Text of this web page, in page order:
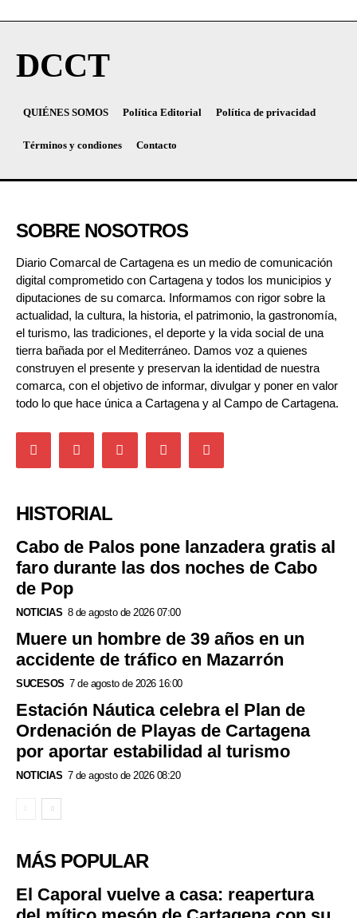
DCCT
QUIÉNES SOMOS Política Editorial Política de privacidad
Términos y condiones Contacto
SOBRE NOSOTROS
Diario Comarcal de Cartagena es un medio de comunicación
digital comprometido con Cartagena y todos los municipios y
diputaciones de su comarca. Informamos con rigor sobre la
actualidad, la cultura, la historia, el patrimonio, la gastronomía,
el turismo, las tradiciones, el deporte y la vida social de una
tierra bañada por el Mediterráneo. Damos voz a quienes
construyen el presente y preservan la identidad de nuestra
comarca, con el objetivo de informar, divulgar y poner en valor
todo lo que hace única a Cartagena y al Campo de Cartagena.
HISTORIAL
Cabo de Palos pone lanzadera gratis al
faro durante las dos noches de Cabo
de Pop
NOTICIAS 8 de agosto de 2026 07:00
Muere un hombre de 39 años en un
accidente de tráfico en Mazarrón
SUCESOS 7 de agosto de 2026 16:00
Estación Náutica celebra el Plan de
Ordenación de Playas de Cartagena
por aportar estabilidad al turismo
NOTICIAS 7 de agosto de 2026 08:20
MÁS POPULAR
El Caporal vuelve a casa: reapertura